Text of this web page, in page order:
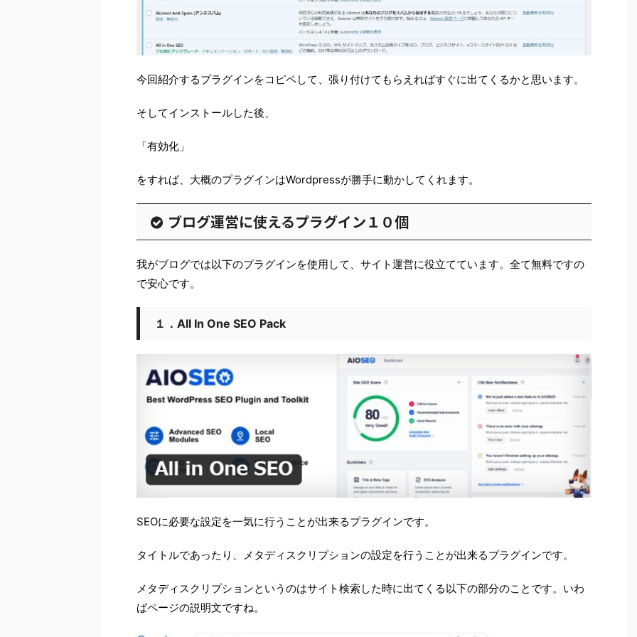
今回紹介するプラグインをコピペして、張り付けてもらえればすぐに出てくるかと思います。
そしてインストールした後、
「有効化」
をすれば、大概のプラグインはWordpressが勝手に動かしてくれます。
ブログ運営に使えるプラグイン１０個
我がブログでは以下のプラグインを使用して、サイト運営に役立てています。全て無料ですの
で安心です。
１．All In One SEO Pack
SEOに必要な設定を一気に行うことが出来るプラグインです。
タイトルであったり、メタディスクリプションの設定を行うことが出来るプラグインです。
メタディスクリプションというのはサイト検索した時に出てくる以下の部分のことです。いわ
ばページの説明文ですね。